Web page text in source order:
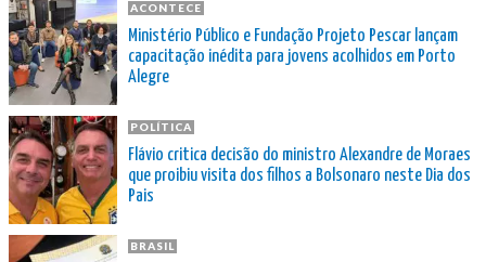
ACONTECE
Ministério Público e Fundação Projeto Pescar lançam
capacitação inédita para jovens acolhidos em Porto
Alegre
POLÍTICA
Flávio critica decisão do ministro Alexandre de Moraes
que proibiu visita dos filhos a Bolsonaro neste Dia dos
Pais
BRASIL